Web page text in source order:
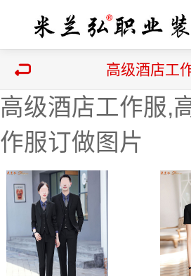
高级酒店工
高级酒店工作服,
作服订做图片